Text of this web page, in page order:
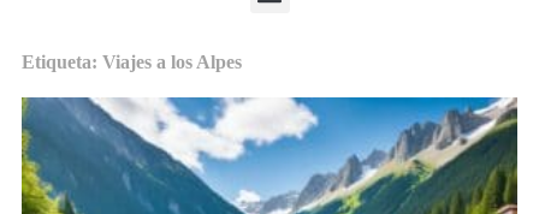
Etiqueta: Viajes a los Alpes